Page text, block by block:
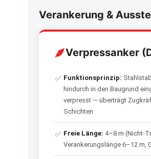
Verankerung &
Verpressanker
✅ Funktionsprinzip:
hindurch in den Baugrund
verpresst — überträgt
Schichten
✅ Freie Länge: 4–8 m (Nicht-
Verankerungslänge 6–12 m,